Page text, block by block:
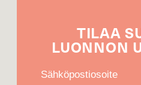
TILAA
LUONNON
Sähköpostiosoite